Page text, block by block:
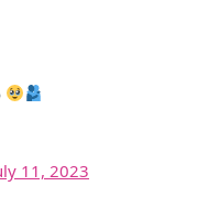
11, 2023